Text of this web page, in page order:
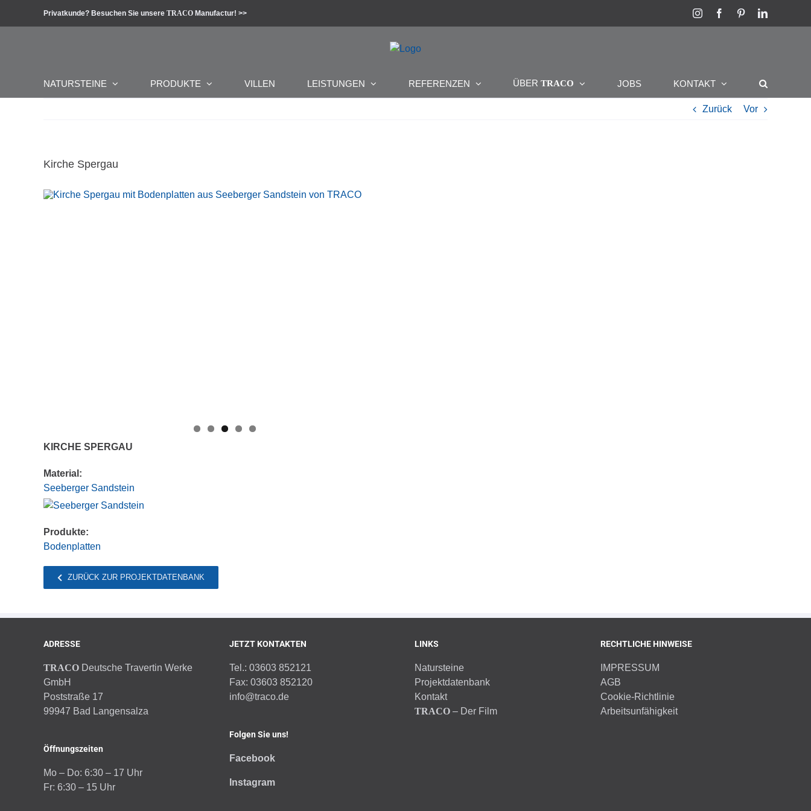
Privatkunde? Besuchen Sie unsere TRACO Manufactur! >> InstagramFacebookPinterestLinkedIn
NATURSTEINE PRODUKTE VILLEN LEISTUNGEN REFERENZEN ÜBERTRACO JOBS KONTAKT
Zurück Vor
Kirche Spergau
KIRCHE SPERGAU
Material:
Seeberger Sandstein
Produkte:
Bodenplatten
ZURÜCK ZUR PROJEKTDATENBANK
ADRESSE
TRACO Deutsche Travertin Werke
GmbH
Poststraße 17
99947 Bad Langensalza
Öffnungszeiten
Mo – Do: 6:30 – 17 Uhr
Fr: 6:30 – 15 Uhr
JETZT KONTAKTEN
Tel.: 03603 852121
Fax: 03603 852120
info@traco.de
Folgen Sie uns!
Facebook
Instagram
LINKS
Natursteine
Projektdatenbank
Kontakt
TRACO – Der Film
RECHTLICHE HINWEISE
IMPRESSUM
AGB
Cookie-Richtlinie
Arbeitsunfähigkeit